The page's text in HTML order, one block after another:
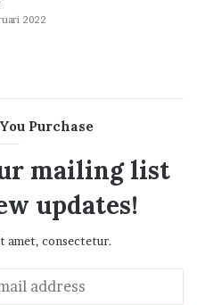
2022
Purchase
mailing list
updates!
amet, consectetur.